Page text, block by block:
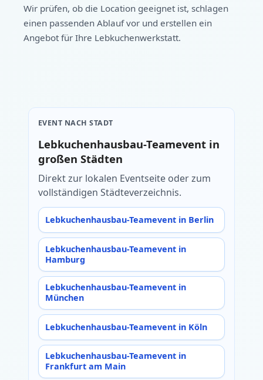
Wir prüfen, ob die Location geeignet ist, schlagen
einen passenden Ablauf vor und erstellen ein
Angebot für Ihre Lebkuchenwerkstatt.
EVENT NACH STADT
Lebkuchenhausbau-Teamevent in
großen Städten
Direkt zur lokalen Eventseite oder zum
vollständigen Städteverzeichnis.
Lebkuchenhausbau-Teamevent in Berlin
Lebkuchenhausbau-Teamevent in
Hamburg
Lebkuchenhausbau-Teamevent in
München
Lebkuchenhausbau-Teamevent in Köln
Lebkuchenhausbau-Teamevent in
Frankfurt am Main